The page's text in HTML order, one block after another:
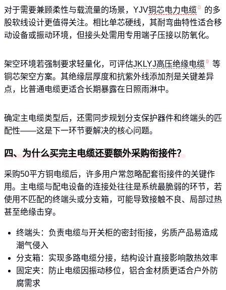
对于需要兼顾柔性与载流量的场景，YJV铜芯电力电缆
的多
股软线设计更值得关注。相比单芯硬线，其耐弯曲特性适合移
动设备或振动环境，但接头处需用专用端子压接以防氧化。
架空环境若强制要求轻量化，可评估JKLYJ高压绝缘电缆
等
铜芯架空方案。其绝缘层厚度和抗紫外线添加剂是关键差异
点，比普通电缆更适合长期暴露在日照雨淋中。
确定主电缆类型后，还需同步规划分支保护器件和终端头的匹
配性——这是下一环节要解决的核心问题。
四、为什么买完主电缆还要额外采购衔接件？
采购50平方铜电缆后，许多用户常忽略配套衔接件的关键作
用。主电缆与配电设备的连接处往往是系统最脆弱的环节，若
使用不匹配的终端头或分支箱，可能导致接触不良、局部过热
甚至绝缘击穿。
终端头：负责电缆与开关柜的密封衔接，劣质产品易造成
潮气侵入
分支箱：实现多路电缆分接，结构设计直接影响散热效率
固定夹：防止电缆因振动移位，铝合金材质更适合户外防
腐需求